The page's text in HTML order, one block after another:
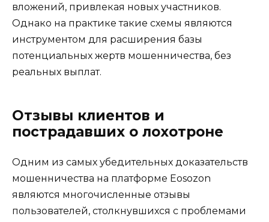
вложений, привлекая новых участников.
Однако на практике такие схемы являются
инструментом для расширения базы
потенциальных жертв мошенничества, без
реальных выплат.
Отзывы клиентов и
пострадавших о лохотроне
Одним из самых убедительных доказательств
мошенничества на платформе Eosozon
являются многочисленные отзывы
пользователей, столкнувшихся с проблемами